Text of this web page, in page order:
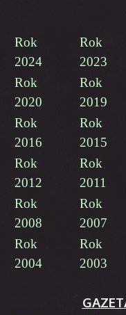
Rok
2024
Rok
2023
Rok
2020
Rok
2019
Rok
2016
Rok
2015
Rok
2012
Rok
2011
Rok
2008
Rok
2007
Rok
2004
Rok
2003